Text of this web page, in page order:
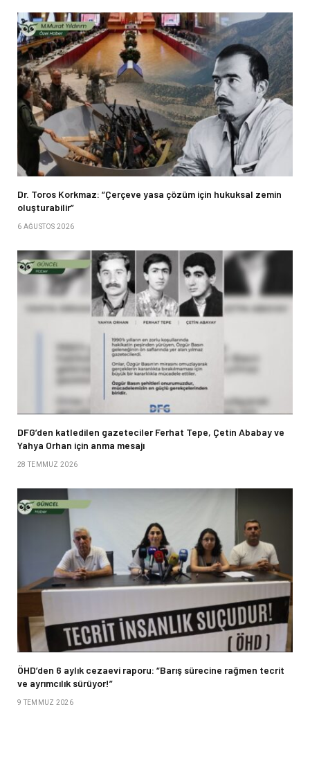
Dr. Toros Korkmaz: “Çerçeve yasa çözüm için hukuksal zemin
oluşturabilir”
6 AĞUSTOS 2026
DFG’den katledilen gazeteciler Ferhat Tepe, Çetin Ababay ve
Yahya Orhan için anma mesajı
28 TEMMUZ 2026
ÖHD’den 6 aylık cezaevi raporu: “Barış sürecine rağmen tecrit
ve ayrımcılık sürüyor!”
9 TEMMUZ 2026